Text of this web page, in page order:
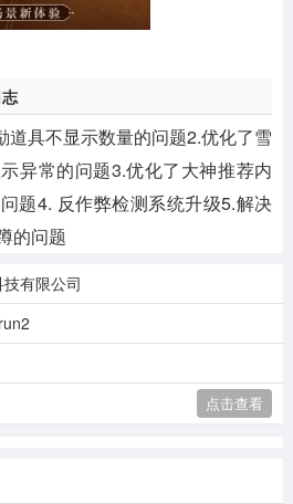
道具不显示数量的问题2.优化了雪
异常的问题3.优化了大神推荐内
题4. 反作弊检测系统升级5.解决
的问题
有限公司
点击查看